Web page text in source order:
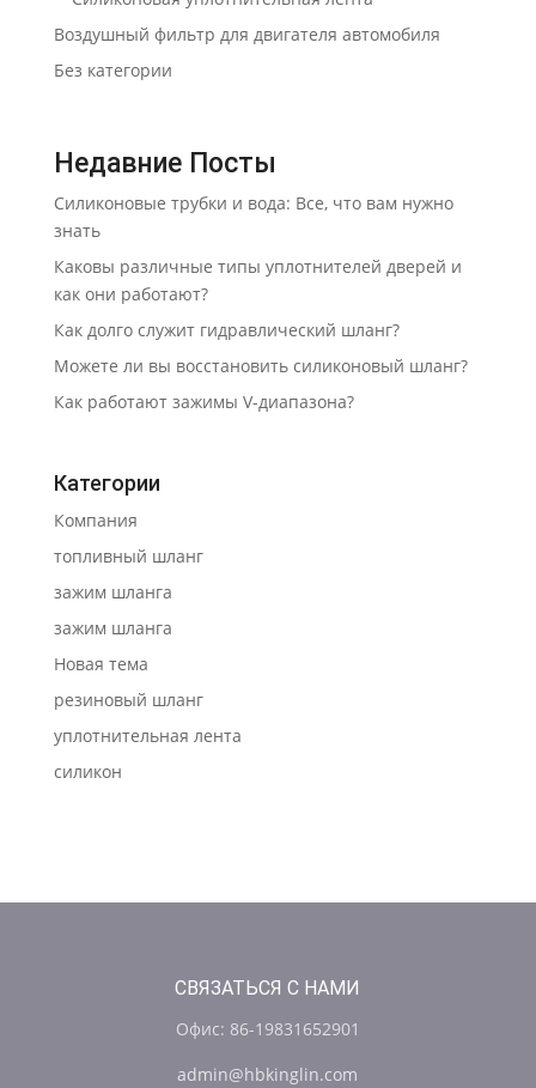
Воздушный фильтр для двигателя автомобиля
Без категории
Недавние Посты
Силиконовые трубки и вода: Все, что вам нужно
знать
Каковы различные типы уплотнителей дверей и
как они работают?
Как долго служит гидравлический шланг?
Можете ли вы восстановить силиконовый шланг?
Как работают зажимы V-диапазона?
Категории
Компания
топливный шланг
зажим шланга
зажим шланга
Новая тема
резиновый шланг
уплотнительная лента
силикон
СВЯЗАТЬСЯ С НАМИ
Офис: 86-19831652901
admin@hbkinglin.com